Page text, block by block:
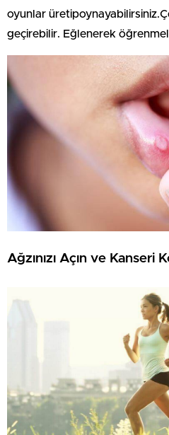
oyunlar
geçirebilir. Eğlenerek
Ağzınızı Açın ve Kanseri